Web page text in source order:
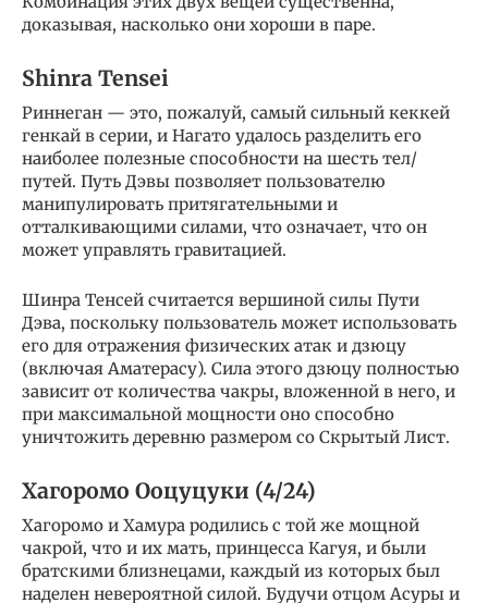
доказывая, насколько они хороши в паре.
Shinra Tensei
Риннеган — это, пожалуй, самый сильный кеккей
генкай в серии, и Нагато удалось разделить его
наиболее полезные способности на шесть тел/
путей. Путь Дэвы позволяет пользователю
манипулировать притягательными и
отталкивающими силами, что означает, что он
может управлять гравитацией.
Шинра Тенсей считается вершиной силы Пути
Дэва, поскольку пользователь может использовать
его для отражения физических атак и дзюцу
(включая Аматерасу). Сила этого дзюцу полностью
зависит от количества чакры, вложенной в него, и
при максимальной мощности оно способно
уничтожить деревню размером со Скрытый Лист.
Хагоромо Ооцуцуки (4/24)
Хагоромо и Хамура родились с той же мощной
чакрой, что и их мать, принцесса Кагуя, и были
братскими близнецами, каждый из которых был
наделен невероятной силой. Будучи отцом Асуры и